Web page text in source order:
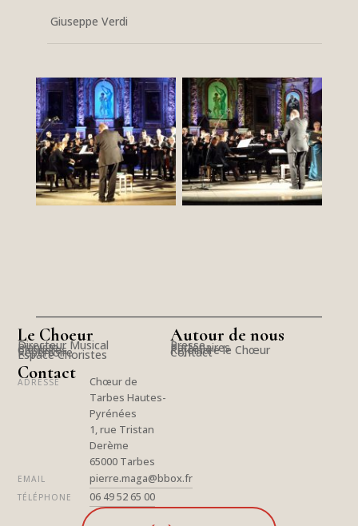
Giuseppe Verdi
Le Choeur
Directeur Musical
Pianiste
Choristes
Répertoire
Espace Choristes
Autour de nous
Presse
Partenaires
Rejoindre le Chœur
Contact
Contact
ADRESSE
Chœur de
Tarbes Hautes-
Pyrénées
1, rue Tristan
Derème
65000 Tarbes
EMAIL pierre.maga@bbox.fr
TÉLÉPHONE 06 49 52 65 00